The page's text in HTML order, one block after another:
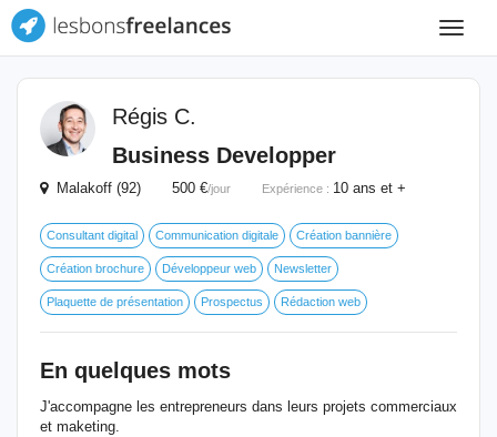
Toggle
Régis C.
Business Developper
Malakoff (92) 500 €/jour Expérience : 10 ans et +
Consultant digital Communication digitale Création bannière
Création brochure Développeur web Newsletter
Plaquette de présentation Prospectus Rédaction web
En quelques mots
J'accompagne les entrepreneurs dans leurs projets commerciaux
et maketing.